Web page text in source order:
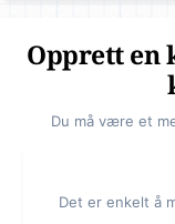
Opprett en
Du må være et
Det er enkelt å